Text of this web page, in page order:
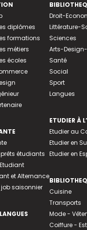
diplômes
formations
métiers
écoles
étudiants
et Alternance
saisonnier
Droit-
Littérature-
Sciences
Arts-
Santé
Social
Sport
Langues
ETUDIER À
Etudier au
Etudier en
Etudier en
Cuisine
Transports
Mode -
Coiffure -